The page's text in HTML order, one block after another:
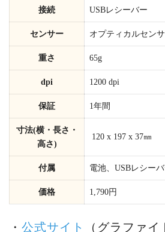
接続 USBレシーバー
センサー オプティカルセン
重さ 65g
dpi 1200 dpi
保証 1年間
寸法(横・長さ・
高さ)
120 x 197 x 37㎜
付属 電池、USBレシー
価格 1,790円
・ 公式サイト （グラファイ